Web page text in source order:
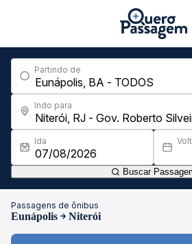
Partindo de
Indo para
Ida
Buscar
Passagens de ônibus
Eunápolis Niterói